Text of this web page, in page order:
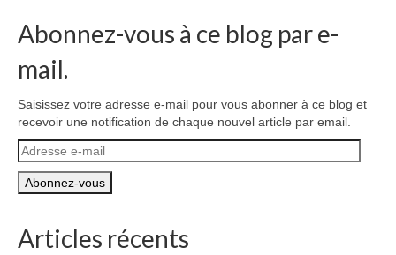
Catégories
Commentaires récents
Archives des articles
Nuage d’étiquettes
Flux RSS : Les articles
Abonnez-vous à ce blog par e-
mail.
Saisissez votre adresse e-mail pour vous abonner à ce blog et
recevoir une notification de chaque nouvel article par email.
Adresse
e-
mail
Articles récents